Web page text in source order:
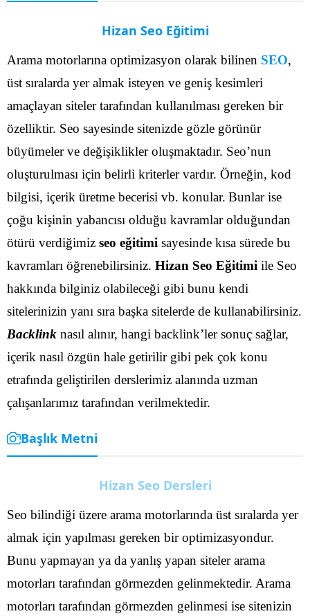
Hizan Seo Eğitimi
Arama motorlarına optimizasyon olarak bilinen SEO,
üst sıralarda yer almak isteyen ve geniş kesimleri
amaçlayan siteler tarafından kullanılması gereken bir
özelliktir. Seo sayesinde sitenizde gözle görünür
büyümeler ve değişiklikler oluşmaktadır. Seo’nun
oluşturulması için belirli kriterler vardır. Örneğin, kod
bilgisi, içerik üretme becerisi vb. konular. Bunlar ise
çoğu kişinin yabancısı olduğu kavramlar olduğundan
ötürü verdiğimiz seo eğitimi sayesinde kısa sürede bu
kavramları öğrenebilirsiniz. Hizan Seo Eğitimi ile Seo
hakkında bilginiz olabileceği gibi bunu kendi
sitelerinizin yanı sıra başka sitelerde de kullanabilirsiniz.
Backlink nasıl alınır, hangi backlink’ler sonuç sağlar,
içerik nasıl özgün hale getirilir gibi pek çok konu
etrafında geliştirilen derslerimiz alanında uzman
çalışanlarımız tarafından verilmektedir.
Başlık Metni
Hizan Seo Dersleri
Seo bilindiği üzere arama motorlarında üst sıralarda yer
almak için yapılması gereken bir optimizasyondur.
Bunu yapmayan ya da yanlış yapan siteler arama
motorları tarafından görmezden gelinmektedir. Arama
motorları tarafından görmezden gelinmesi ise sitenizin